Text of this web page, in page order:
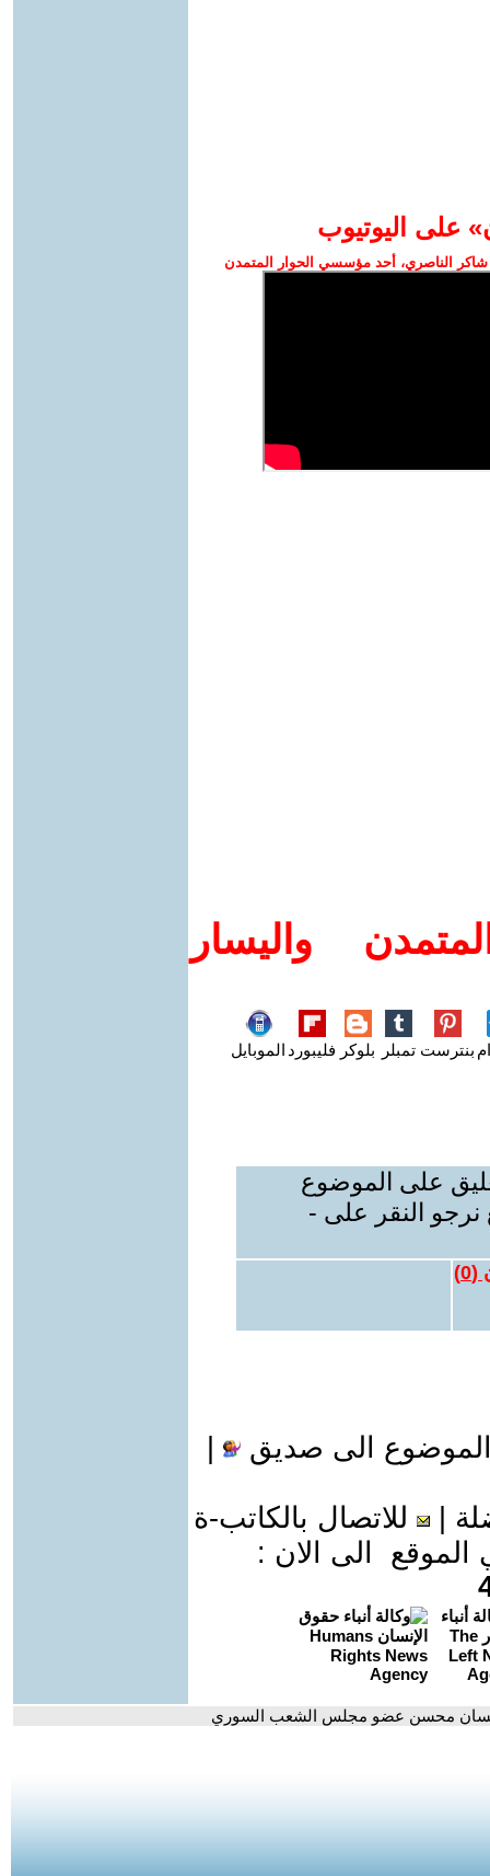
على اليوتيوب
الناصري، أحد مؤسسي الحوار المتمدن
واليسار
بنترست تمبلر بلوكر فليبورد الموبايل
على الموضوع
نرجو النقر على -
(
0
)
الى صديق
للاتصال بالكاتب-ة
الى الان :